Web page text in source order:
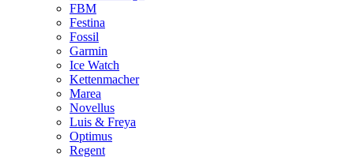
FBM
Festina
Fossil
Garmin
Ice Watch
Kettenmacher
Marea
Novellus
Luis & Freya
Optimus
Regent